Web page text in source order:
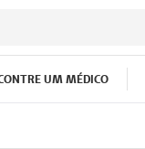
UM MÉDICO